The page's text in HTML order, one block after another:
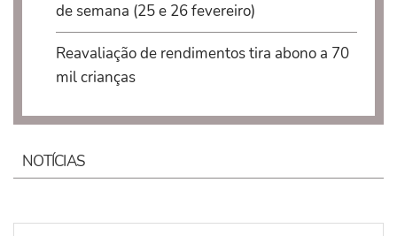
de semana (25 e 26 fevereiro)
Reavaliação de rendimentos tira abono a 70
mil crianças
NOTÍCIAS